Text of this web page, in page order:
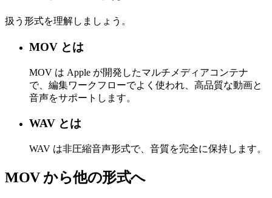
扱う形式を理解しましょう。
MOV とは
MOV は Apple が開発したマルチメディアコンテナ
で、編集ワークフローでよく使われ、高品質な動画と
音声をサポートします。
WAV とは
WAV は非圧縮音声形式で、音質を完全に保持します。
MOV から他の形式へ